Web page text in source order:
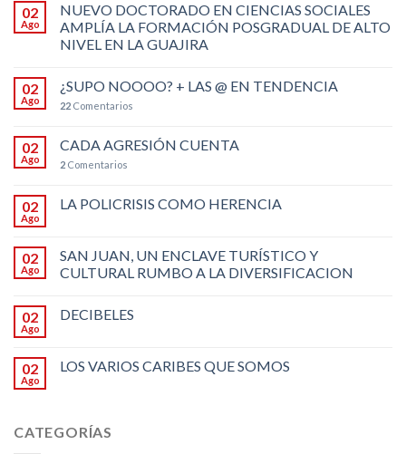
02
Ago
NUEVO DOCTORADO EN CIENCIAS SOCIALES
AMPLÍA LA FORMACIÓN POSGRADUAL DE ALTO
NIVEL EN LA GUAJIRA
02
Ago
¿SUPO NOOOO? + LAS @ EN TENDENCIA
22 Comentarios
02
Ago
CADA AGRESIÓN CUENTA
2 Comentarios
02
Ago
LA POLICRISIS COMO HERENCIA
02
Ago
SAN JUAN, UN ENCLAVE TURÍSTICO Y
CULTURAL RUMBO A LA DIVERSIFICACION
02
Ago
DECIBELES
02
Ago
LOS VARIOS CARIBES QUE SOMOS
CATEGORÍAS